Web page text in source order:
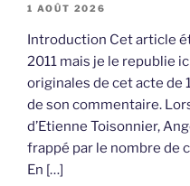
1 AOÛT 2026
Introduction Cet article
2011 mais je le republie
originales de cet acte de
de son commentaire.
d’Etienne Toisonnier,
frappé par le nombre de
En […]